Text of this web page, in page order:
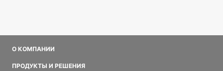
О КОМПАНИИ
ПРОДУКТЫ И РЕШЕНИЯ